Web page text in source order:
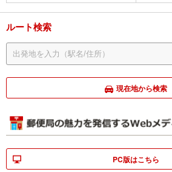
ルート検索
現在地から検索
PC版はこちら